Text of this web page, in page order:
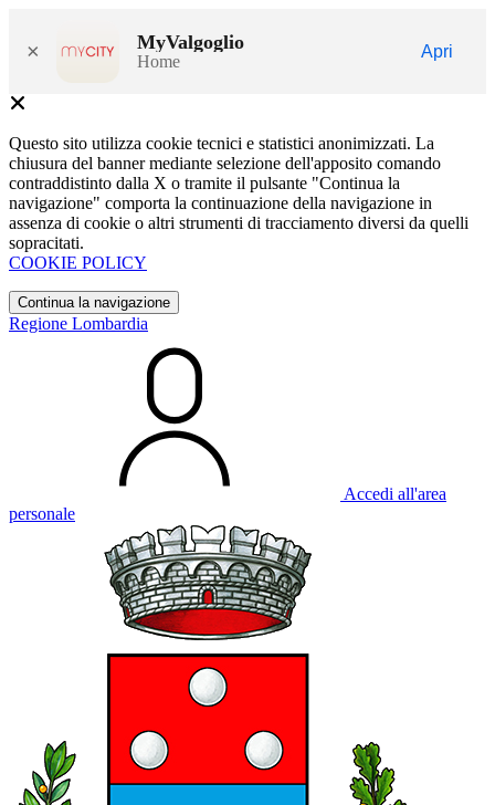
× MyValgoglio
Home
Apri
Questo sito utilizza cookie tecnici e statistici anonimizzati. La
chiusura del banner mediante selezione dell'apposito comando
contraddistinto dalla X o tramite il pulsante "Continua la
navigazione" comporta la continuazione della navigazione in
assenza di cookie o altri strumenti di tracciamento diversi da quelli
sopracitati.
COOKIE POLICY
Continua la navigazione
Regione Lombardia
Accedi all'area
personale